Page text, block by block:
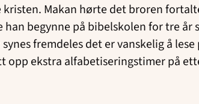
Makan hørte det broren
begynne på bibelskolen for tre
fremdeles det er vanskelig å
opp ekstra alfabetiseringstimer på